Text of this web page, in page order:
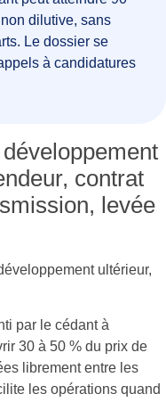
dilutive, sans
Le dossier se
à candidatures
contrat
levée
ultérieur,
par le cédant à
30 à 50 % du prix de
librement entre les
les opérations quand